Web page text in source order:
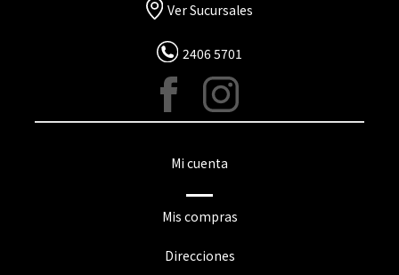
Ver Sucursales
2406 5701
Mi cuenta
Mis compras
Direcciones